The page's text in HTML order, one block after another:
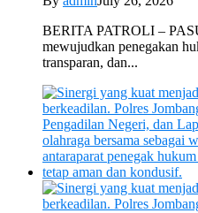
BERITA PATROLI –
mewujudkan penegakan
transparan, dan...